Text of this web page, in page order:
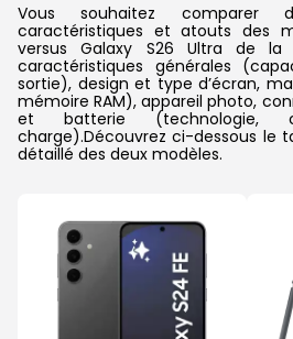
Vous souhaitez
caractéristiques et atouts des
versus Galaxy S26 Ultra de la
caractéristiques générales
sortie), design et type d’écran,
mémoire RAM), appareil photo,
et batterie (technologie,
charge).Découvrez ci-dessous le
détaillé des deux modèles.